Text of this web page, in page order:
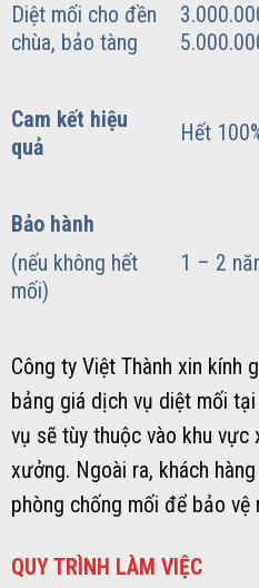
Diệt mối cho đền
chùa, bảo tàng
Cam kết hiệu
quả
Hết
Bảo hành
(nếu không hết
mối)
1 – 2
Công ty Việt Thành xin kính
bảng giá dịch vụ diệt mối
vụ sẽ tùy thuộc vào khu vực
xưởng. Ngoài ra, khách
phòng chống mối để bảo vệ
QUY TRÌNH LÀM VIỆC